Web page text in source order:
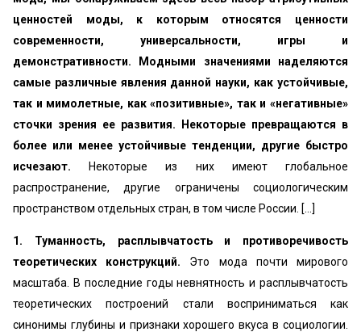
ценностей моды, к которым относятся ценности
современности, универсальности, игры и
демонстративности. Модными значениями наделяются
самые различные явления данной науки, как устойчивые,
так и мимолетные, как «позитивные», так и «негативные»
сточки зрения ее развития. Некоторые превращаются в
более или менее устойчивые тенденции, другие быстро
исчезают. Некоторые из них имеют глобальное
распространение, другие ограничены социологическим
пространством отдельных стран, в том числе России. [...]
1. Туманность, расплывчатость и противоречивость
теоретических конструкций. Это мода почти мирового
масштаба. В последние годы невнятность и расплывчатость
теоретических построений стали восприниматься как
синонимы глубины и признаки хорошего вкуса в социологии.